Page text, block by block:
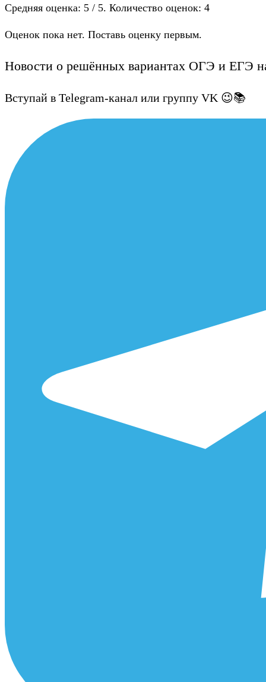
Средняя оценка: 5 / 5. Количество оценок: 4
Оценок пока нет. Поставь оценку первым.
Новости о решённых вариантах ОГЭ и ЕГЭ
Вступай в Telegram-канал или группу VK 😉📚